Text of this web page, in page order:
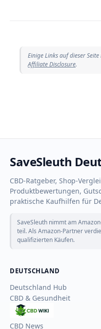
Einige Links auf dieser
Affiliate Disclosure.
SaveSleuth
CBD-Ratgeber, Shop-
Produktbewertungen,
praktische Kaufhilfen für
SaveSleuth nimmt am
teil. Als Amazon-Partner
qualifizierten Käufen.
DEUTSCHLAND
Deutschland Hub
CBD & Gesundheit
CBD
Wiki
CBD News